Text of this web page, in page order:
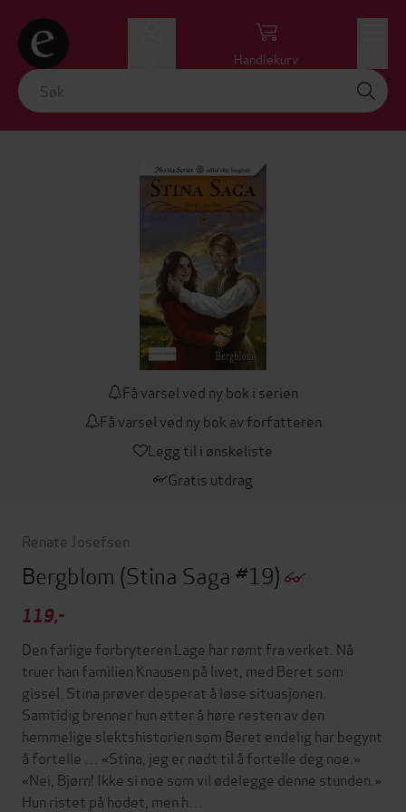
Handlekurv
Få varsel ved ny bok i serien
Få varsel ved ny bok av forfatteren
Legg til i ønskeliste
Gratis utdrag
Renate Josefsen
Bergblom (Stina Saga #19)
119,-
Den farlige forbryteren Lage har rømt fra verket. Nå
truer han familien Knausen på livet, med Beret som
gissel. Stina prøver desperat å løse situasjonen.
Samtidig brenner hun etter å høre resten av den
hemmelige slektshistorien som Beret endelig har begynt
å fortelle … «Stina, jeg er nødt til å fortelle deg noe.»
«Nei, Bjørn! Ikke si noe som vil ødelegge denne stunden.»
Hun ristet på hodet, men h…